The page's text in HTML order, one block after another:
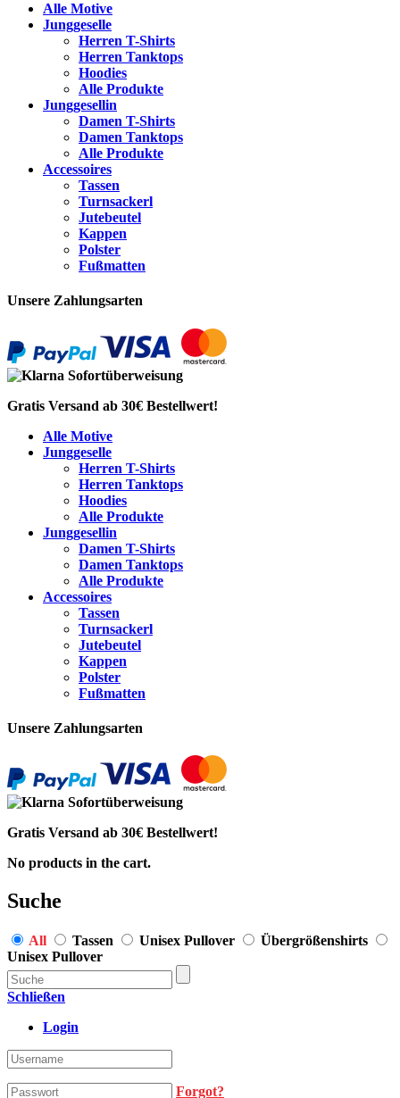
Alle Motive
Junggeselle
Herren T-Shirts
Herren Tanktops
Hoodies
Alle Produkte
Junggesellin
Damen T-Shirts
Damen Tanktops
Alle Produkte
Accessoires
Tassen
Turnsackerl
Jutebeutel
Kappen
Polster
Fußmatten
Unsere Zahlungsarten
Gratis Versand ab 30€ Bestellwert!
Alle Motive
Junggeselle
Herren T-Shirts
Herren Tanktops
Hoodies
Alle Produkte
Junggesellin
Damen T-Shirts
Damen Tanktops
Alle Produkte
Accessoires
Tassen
Turnsackerl
Jutebeutel
Kappen
Polster
Fußmatten
Unsere Zahlungsarten
Gratis Versand ab 30€ Bestellwert!
No products in the cart.
Suche
All Tassen Unisex Pullover
Übergrößenshirts
Unisex Pullover
Schließen
Login
Forgot?